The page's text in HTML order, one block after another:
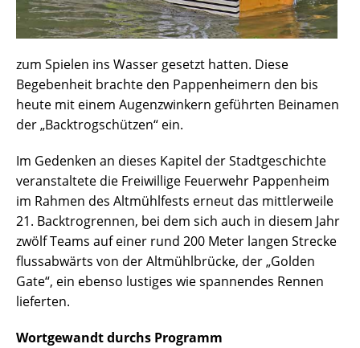
zum Spielen ins Wasser gesetzt hatten. Diese
Begebenheit brachte den Pappenheimern den bis
heute mit einem Augenzwinkern geführten Beinamen
der „Backtrogschützen“ ein.
Im Gedenken an dieses Kapitel der Stadtgeschichte
veranstaltete die Freiwillige Feuerwehr Pappenheim
im Rahmen des Altmühlfests erneut das mittlerweile
21. Backtrogrennen, bei dem sich auch in diesem Jahr
zwölf Teams auf einer rund 200 Meter langen Strecke
flussabwärts von der Altmühlbrücke, der „Golden
Gate“, ein ebenso lustiges wie spannendes Rennen
lieferten.
Wortgewandt durchs Programm